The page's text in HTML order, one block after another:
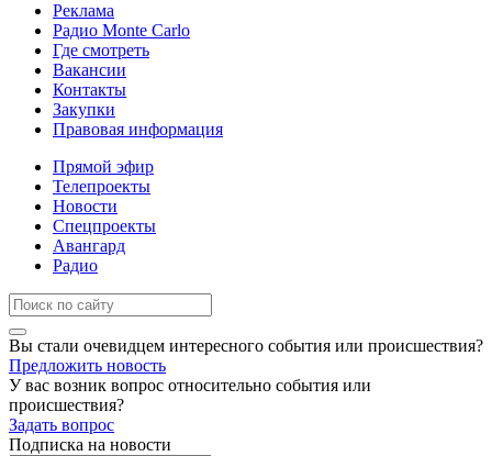
Реклама
Радио Monte Carlo
Где смотреть
Вакансии
Контакты
Закупки
Правовая информация
Прямой эфир
Телепроекты
Новости
Спецпроекты
Авангард
Радио
Вы стали очевидцем интересного события или происшествия?
Предложить новость
У вас возник вопрос относительно события или
происшествия?
Задать вопрос
Подписка на новости